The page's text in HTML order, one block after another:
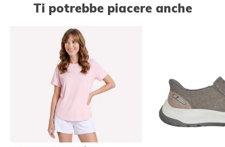
Ti potrebbe piacere anche